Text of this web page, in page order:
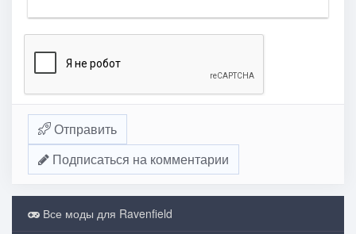
Отправить
Подписаться на комментарии
Все моды для Ravenfield